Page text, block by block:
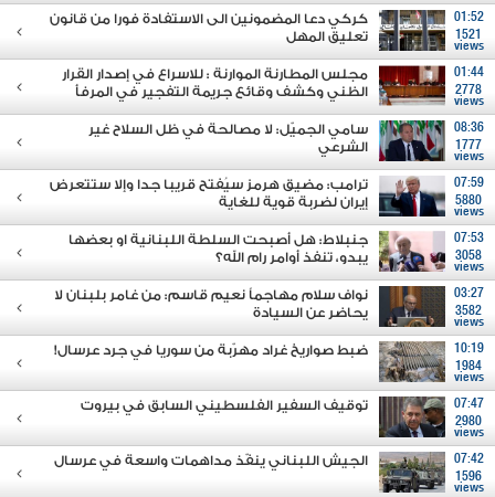
01:52
1521
views
كركي دعا المضمونين الى الاستفادة فورا من قانون
تعليق المهل
01:44
2778
views
مجلس المطارنة الموارنة : للاسراع في إصدار القرار
الظني وكشف وقائع جريمة التفجير في المرفأ
08:36
1777
views
سامي الجميّل: لا مصالحة في ظل السلاح غير
الشرعي
07:59
5880
views
ترامب: مضيق هرمز سيُفتح قريبا جدا وإلا ستتعرض
إيران لضربة قوية للغاية
07:53
3058
views
جنبلاط: هل أصبحت السلطة اللبنانية او بعضها
يبدو، تنفذ أوامر رام الله؟
03:27
3582
views
نواف سلام مهاجماً نعيم قاسم: من غامر بلبنان لا
يحاضر عن السيادة
10:19
1984
views
ضبط صواريخ غراد مهرّبة من سوريا في جرد عرسال!
07:47
2980
views
توقيف السفير الفلسطيني السابق في بيروت
07:42
1596
views
الجيش اللبناني ينفّذ مداهمات واسعة في عرسال